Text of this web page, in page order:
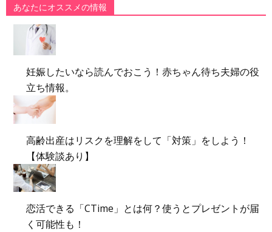
あなたにオススメの情報
妊娠したいなら読んでおこう！赤ちゃん待ち夫婦の役
立ち情報。
高齢出産はリスクを理解をして「対策」をしよう！
【体験談あり】
恋活できる「CTime」とは何？使うとプレゼントが届
く可能性も！